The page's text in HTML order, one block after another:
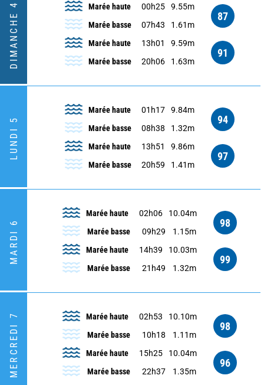
DIMANCHE 4 Marée haute 00h25
9.55m
Marée basse
07h43 1.61m
87
Marée haute 13h01
9.59m
Marée basse
20h06 1.63m
91
LUNDI 5
Marée haute 01h17
9.84m
Marée basse
08h38 1.32m
94
Marée haute 13h51
9.86m
Marée basse
20h59 1.41m
97
MARDI 6
Marée haute 02h06
10.04m
Marée basse
09h29 1.15m
98
Marée haute 14h39
10.03m
Marée basse
21h49 1.32m
99
MERCREDI 7 Marée haute 02h53
10.10m
Marée basse
10h18 1.11m
98
Marée haute 15h25
10.04m
Marée basse
22h37 1.35m
96